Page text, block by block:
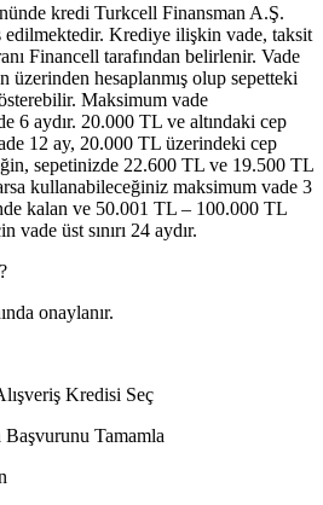
kredi Turkcell Finansman A.Ş.
edilmektedir. Krediye ilişkin vade, taksit
Financell tarafından belirlenir. Vade
üzerinden hesaplanmış olup sepetteki
Maksimum vade
6 aydır. 20.000 TL ve altındaki cep
12 ay, 20.000 TL üzerindeki cep
sepetinizde 22.600 TL ve 19.500 TL
kullanabileceğiniz maksimum vade 3
kalan ve 50.001 TL – 100.000 TL
vade üst sınırı 24 aydır.
onaylanır.
Kredisi Seç
Başvurunu Tamamla